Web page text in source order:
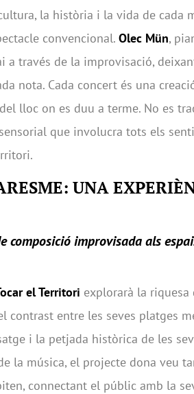
la història i la vida de cada
convencional. Olec Mün,
a través de la improvisació,
nota. Cada concert és una
lloc on es duu a terme. No es
que involucra tots els
UNA
composició improvisada als
el Territori explorarà la riquesa
contrast entre les seves platges
i la petjada històrica de les
la música, el projecte dona veu
connectant el públic amb la